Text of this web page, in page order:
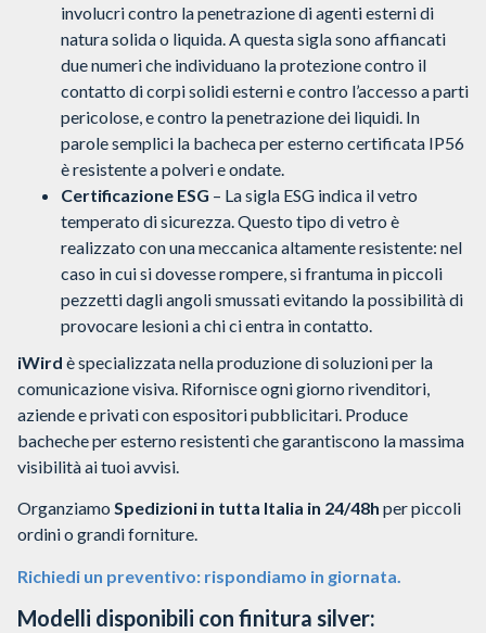
involucri contro la penetrazione di agenti esterni di
natura solida o liquida. A questa sigla sono affiancati
due numeri che individuano la protezione contro il
contatto di corpi solidi esterni e contro l’accesso a parti
pericolose, e contro la penetrazione dei liquidi. In
parole semplici la bacheca per esterno certificata IP56
è resistente a polveri e ondate.
Certificazione ESG – La sigla ESG indica il vetro
temperato di sicurezza. Questo tipo di vetro è
realizzato con una meccanica altamente resistente: nel
caso in cui si dovesse rompere, si frantuma in piccoli
pezzetti dagli angoli smussati evitando la possibilità di
provocare lesioni a chi ci entra in contatto.
iWird è specializzata nella produzione di soluzioni per la
comunicazione visiva. Rifornisce ogni giorno rivenditori,
aziende e privati con espositori pubblicitari. Produce
bacheche per esterno resistenti che garantiscono la massima
visibilità ai tuoi avvisi.
Organziamo Spedizioni in tutta Italia in 24/48h per piccoli
ordini o grandi forniture.
Richiedi un preventivo: rispondiamo in giornata.
Modelli disponibili con finitura silver: